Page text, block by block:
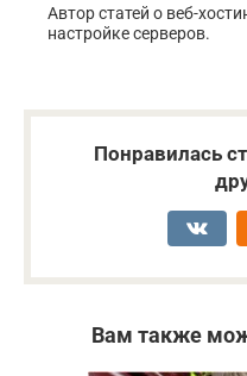
Автор статей о веб-
настройке серверов.
Понравилась
Вам также